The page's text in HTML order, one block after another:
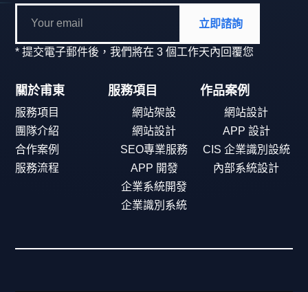
立即諮詢
* 提交電子郵件後，我們將在 3 個工作天內回覆您
關於甫東
服務項目
團隊介紹
合作案例
服務流程
服務項目
網站架設
網站設計
SEO專業服務
APP 開發
企業系統開發
企業識別系統
作品案例
網站設計
APP 設計
CIS 企業識別設統
內部系統設計